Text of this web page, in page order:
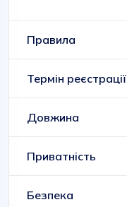
Правила
Термін реєстрації
Довжина
Приватність
Безпека